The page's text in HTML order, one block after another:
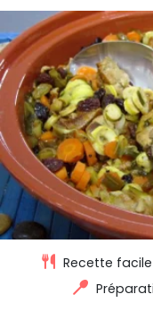
Recette facile